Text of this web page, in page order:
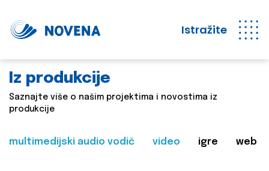
Istražite
Iz produkcije
Saznajte više o našim projektima i novostima iz
produkcije
multimedijski audio vodič video igre web